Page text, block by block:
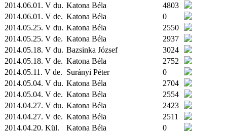
2014.06.01. V du. Katona Béla
4803
2014.06.01. V de. Katona Béla
0
2014.05.25. V du. Katona Béla
2550
2014.05.25. V de. Katona Béla
2937
2014.05.18. V du. Bazsinka József
3024
2014.05.18. V de. Katona Béla
2752
2014.05.11. V de. Surányi Péter
0
2014.05.04. V du. Katona Béla
2704
2014.05.04. V de. Katona Béla
2554
2014.04.27. V du. Katona Béla
2423
2014.04.27. V de. Katona Béla
2511
2014.04.20. Kül. Katona Béla
0